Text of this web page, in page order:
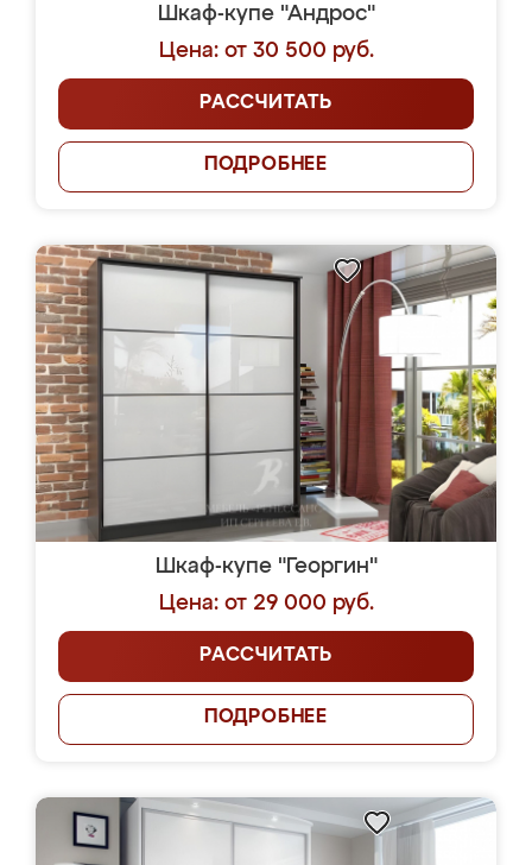
Шкаф-купе "Андрос"
Цена: от 30 500 руб.
РАССЧИТАТЬ
ПОДРОБНЕЕ
Шкаф-купе "Георгин"
Цена: от 29 000 руб.
РАССЧИТАТЬ
ПОДРОБНЕЕ